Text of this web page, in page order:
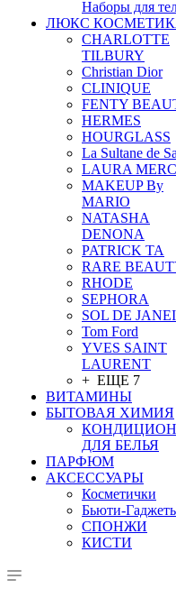
Наборы для
ЛЮКС
CHARLOTTE
TILBURY
Christian Dior
CLINIQUE
FENTY
HERMES
HOURGLASS
La Sultane de
LAURA
MAKEUP By
MARIO
NATASHA
DENONA
PATRICK TA
RARE
RHODE
SEPHORA
SOL DE
Tom Ford
YVES SAINT
LAURENT
+ ЕЩЕ 7
ВИТАМИНЫ
БЫТОВАЯ ХИМИЯ
ДЛЯ БЕЛЬЯ
ПАРФЮМ
АКСЕССУАРЫ
Косметички
Бьюти-
СПОНЖИ
КИСТИ